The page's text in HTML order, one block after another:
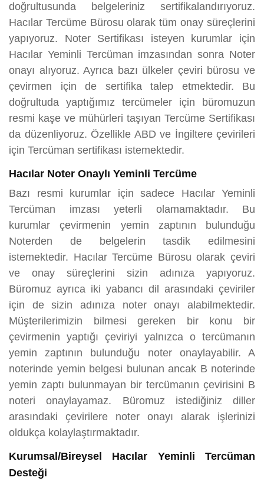
doğrultusunda belgeleriniz sertifikalandırıyoruz.
Hacılar Tercüme Bürosu olarak tüm onay süreçlerini
yapıyoruz. Noter Sertifikası isteyen kurumlar için
Hacılar Yeminli Tercüman imzasından sonra Noter
onayı alıyoruz. Ayrıca bazı ülkeler çeviri bürosu ve
çevirmen için de sertifika talep etmektedir. Bu
doğrultuda yaptığımız tercümeler için büromuzun
resmi kaşe ve mühürleri taşıyan Tercüme Sertifikası
da düzenliyoruz. Özellikle ABD ve İngiltere çevirileri
için Tercüman sertifikası istemektedir.
Hacılar Noter Onaylı Yeminli Tercüme
Bazı resmi kurumlar için sadece Hacılar Yeminli
Tercüman imzası yeterli olamamaktadır. Bu
kurumlar çevirmenin yemin zaptının bulunduğu
Noterden de belgelerin tasdik edilmesini
istemektedir. Hacılar Tercüme Bürosu olarak çeviri
ve onay süreçlerini sizin adınıza yapıyoruz.
Büromuz ayrıca iki yabancı dil arasındaki çeviriler
için de sizin adınıza noter onayı alabilmektedir.
Müşterilerimizin bilmesi gereken bir konu bir
çevirmenin yaptığı çeviriyi yalnızca o tercümanın
yemin zaptının bulunduğu noter onaylayabilir. A
noterinde yemin belgesi bulunan ancak B noterinde
yemin zaptı bulunmayan bir tercümanın çevirisini B
noteri onaylayamaz. Büromuz istediğiniz diller
arasındaki çevirilere noter onayı alarak işlerinizi
oldukça kolaylaştırmaktadır.
Kurumsal/Bireysel Hacılar Yeminli Tercüman
Desteği